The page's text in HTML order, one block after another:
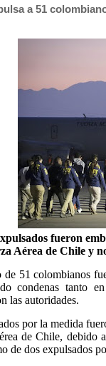
a 51
fueron
Aérea de Chile y
51 colombianos
condenas tanto
las autoridades.
por la medida
de Chile, debido
de dos expulsados